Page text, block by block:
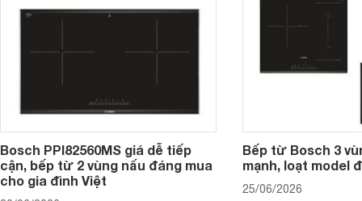
Bosch PPI82560MS giá dễ tiếp
cận, bếp từ 2 vùng nấu đáng mua
cho gia đình Việt
Bếp từ Bosch 3
mạnh, loạt model
25/06/2026